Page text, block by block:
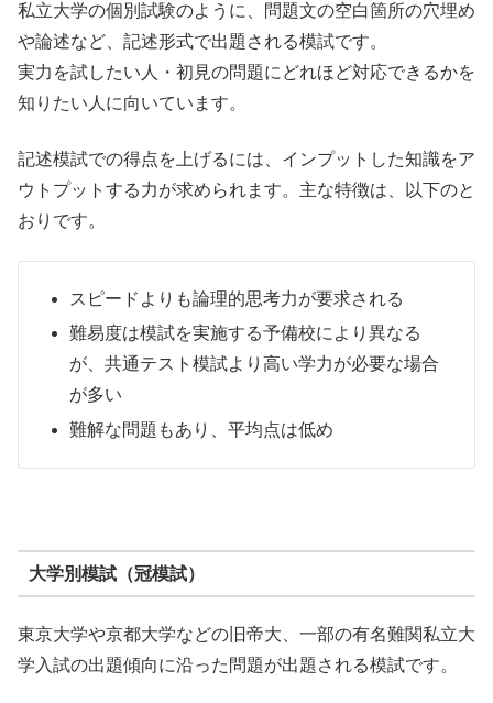
私立大学の個別試験のように、問題文の空白箇所の穴埋め
や論述など、記述形式で出題される模試です。
実力を試したい人・初見の問題にどれほど対応できるかを
知りたい人に向いています。
記述模試での得点を上げるには、インプットした知識をア
ウトプットする力が求められます。主な特徴は、以下のと
おりです。
スピードよりも論理的思考力が要求される
難易度は模試を実施する予備校により異なる
が、共通テスト模試より高い学力が必要な場合
が多い
難解な問題もあり、平均点は低め
大学別模試（冠模試）
東京大学や京都大学などの旧帝大、一部の有名難関私立大
学入試の出題傾向に沿った問題が出題される模試です。